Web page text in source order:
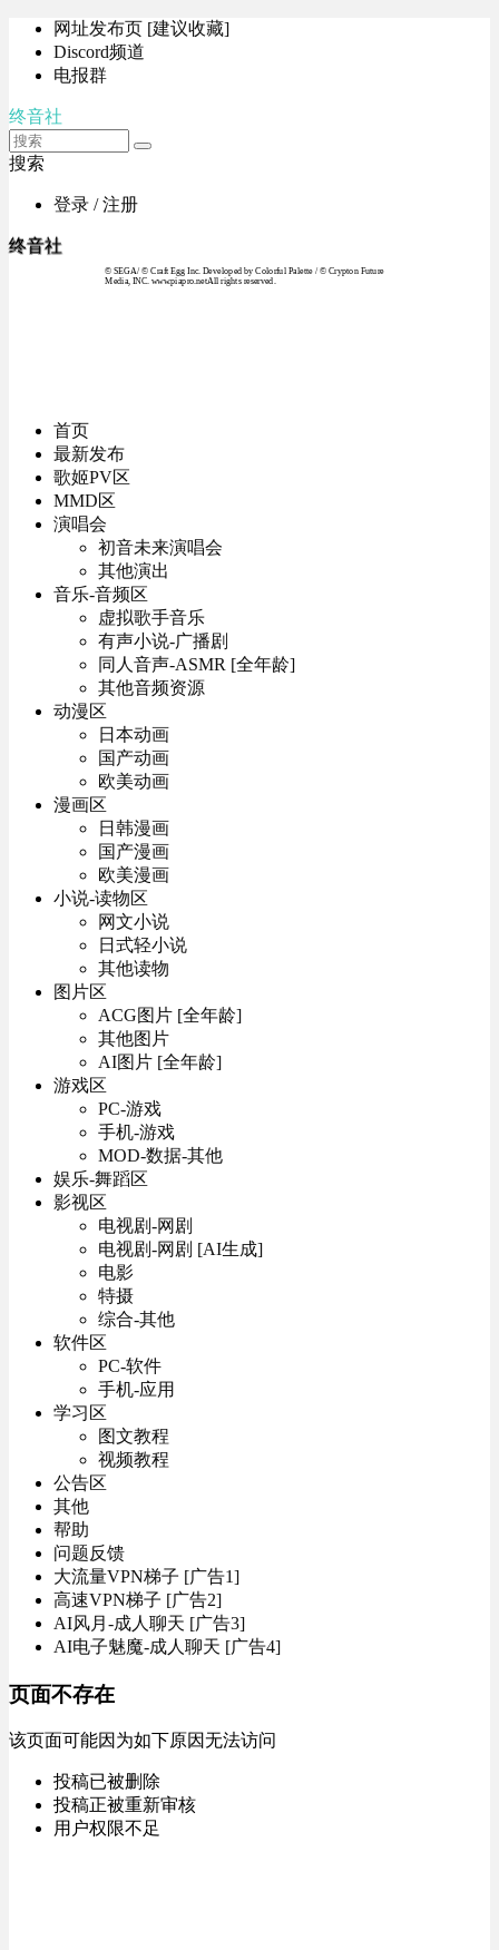
网址发布页 [建议收藏]
Discord频道
电报群
终音社
搜索
登录 / 注册
终音社
© SEGA / © Craft Egg Inc. Developed by Colorful Palette / © Crypton Future
Media, INC. www.piapro.netAll rights reserved.
首页
最新发布
歌姬PV区
MMD区
演唱会
初音未来演唱会
其他演出
音乐-音频区
虚拟歌手音乐
有声小说-广播剧
同人音声-ASMR [全年龄]
其他音频资源
动漫区
日本动画
国产动画
欧美动画
漫画区
日韩漫画
国产漫画
欧美漫画
小说-读物区
网文小说
日式轻小说
其他读物
图片区
ACG图片 [全年龄]
其他图片
AI图片 [全年龄]
游戏区
PC-游戏
手机-游戏
MOD-数据-其他
娱乐-舞蹈区
影视区
电视剧-网剧
电视剧-网剧 [AI生成]
电影
特摄
综合-其他
软件区
PC-软件
手机-应用
学习区
图文教程
视频教程
公告区
其他
帮助
问题反馈
大流量VPN梯子 [广告1]
高速VPN梯子 [广告2]
AI风月-成人聊天 [广告3]
AI电子魅魔-成人聊天 [广告4]
页面不存在
该页面可能因为如下原因无法访问
投稿已被删除
投稿正被重新审核
用户权限不足